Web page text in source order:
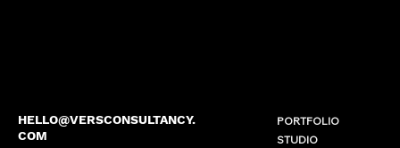
HELLO@VERSCONSULTANCY.
COM
PORTFOLIO
STUDIO